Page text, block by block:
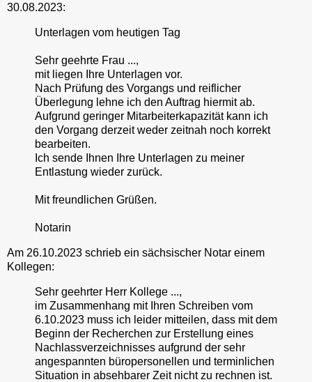
30.08.2023:
Unterlagen vom heutigen Tag
Sehr geehrte Frau ...,
mit liegen Ihre Unterlagen vor.
Nach Prüfung des Vorgangs und reiflicher
Überlegung lehne ich den Auftrag hiermit ab.
Aufgrund geringer Mitarbeiterkapazität kann ich
den Vorgang derzeit weder zeitnah noch korrekt
bearbeiten.
Ich sende Ihnen Ihre Unterlagen zu meiner
Entlastung wieder zurück.
Mit freundlichen Grüßen.
Notarin
Am 26.10.2023 schrieb ein sächsischer Notar einem
Kollegen:
Sehr geehrter Herr Kollege ...,
im Zusammenhang mit Ihren Schreiben vom
6.10.2023 muss ich leider mitteilen, dass mit dem
Beginn der Recherchen zur Erstellung eines
Nachlassverzeichnisses aufgrund der sehr
angespannten büropersonellen und terminlichen
Situation in absehbarer Zeit nicht zu rechnen ist.